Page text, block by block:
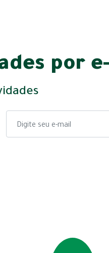
por